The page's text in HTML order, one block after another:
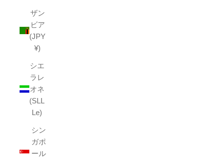
ザン
ビア
(JPY
¥)
シエ
ラレ
オネ
(SLL
Le)
シン
ガポ
ール